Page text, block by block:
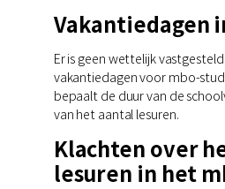
Vakantiedagen
Er is geen wettelijk
vakantiedagen voor mbo-
bepaalt de duur van de
van het aantal lesuren.
Klachten over
lesuren in het